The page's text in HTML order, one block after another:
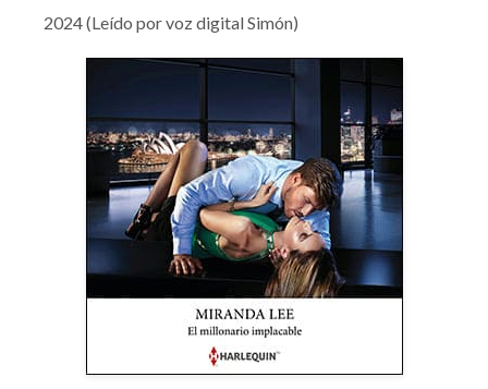
2024 (Leído por voz digital Simón)